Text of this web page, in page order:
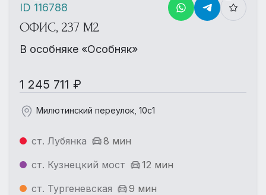
ОФИС, 237 М2
В особняке «Особняк»
1 245 711 ₽
Милютинский переулок, 10с1
ст. Лубянка
8 мин
ст. Кузнецкий мост
12 мин
ст. Тургеневская
9 мин
ID 116788